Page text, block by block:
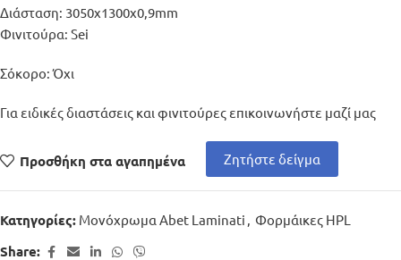
Διάσταση: 3050x1300x0,9mm
Φινιτούρα: Sei
Σόκορο: Όχι
Για ειδικές διαστάσεις και φινιτούρες επικοινωνήστε μαζί μας
Προσθήκη στα αγαπημένα Ζητήστε δείγμα
Κατηγορίες: Μονόχρωμα Abet Laminati , Φορμάικες HPL
Share: